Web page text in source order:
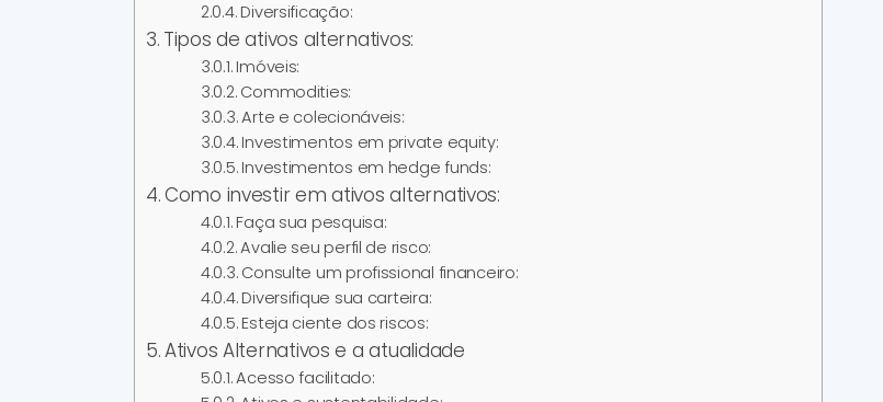
Diversificação:
Tipos de ativos alternativos:
Imóveis:
Commodities:
Arte e colecionáveis:
Investimentos em private equity:
Investimentos em hedge funds:
Como investir em ativos alternativos:
Faça sua pesquisa:
Avalie seu perfil de risco:
Consulte um profissional financeiro:
Diversifique sua carteira:
Esteja ciente dos riscos:
Ativos Alternativos e a atualidade
Acesso facilitado: